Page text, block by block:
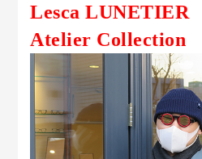
Lesca LUNETIER
Atelier Collection